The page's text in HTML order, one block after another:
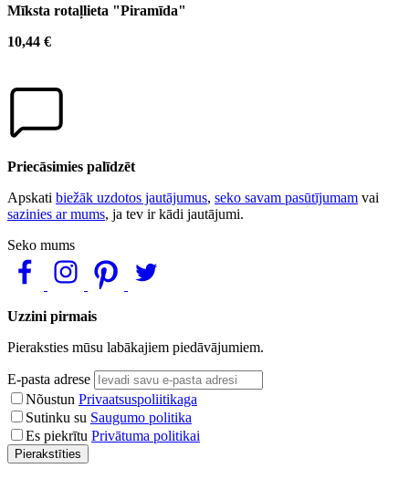
Mīksta rotaļlieta "Piramīda"
10,44 €
Priecāsimies palīdzēt
Apskati biežāk uzdotos jautājumus, seko savam pasūtījumam vai
sazinies ar mums, ja tev ir kādi jautājumi.
Seko mums
Uzzini pirmais
Pieraksties mūsu labākajiem piedāvājumiem.
E-pasta adrese
Nõustun Privaatsuspoliitikaga
Sutinku su Saugumo politika
Es piekrītu Privātuma politikai
Pierakstīties